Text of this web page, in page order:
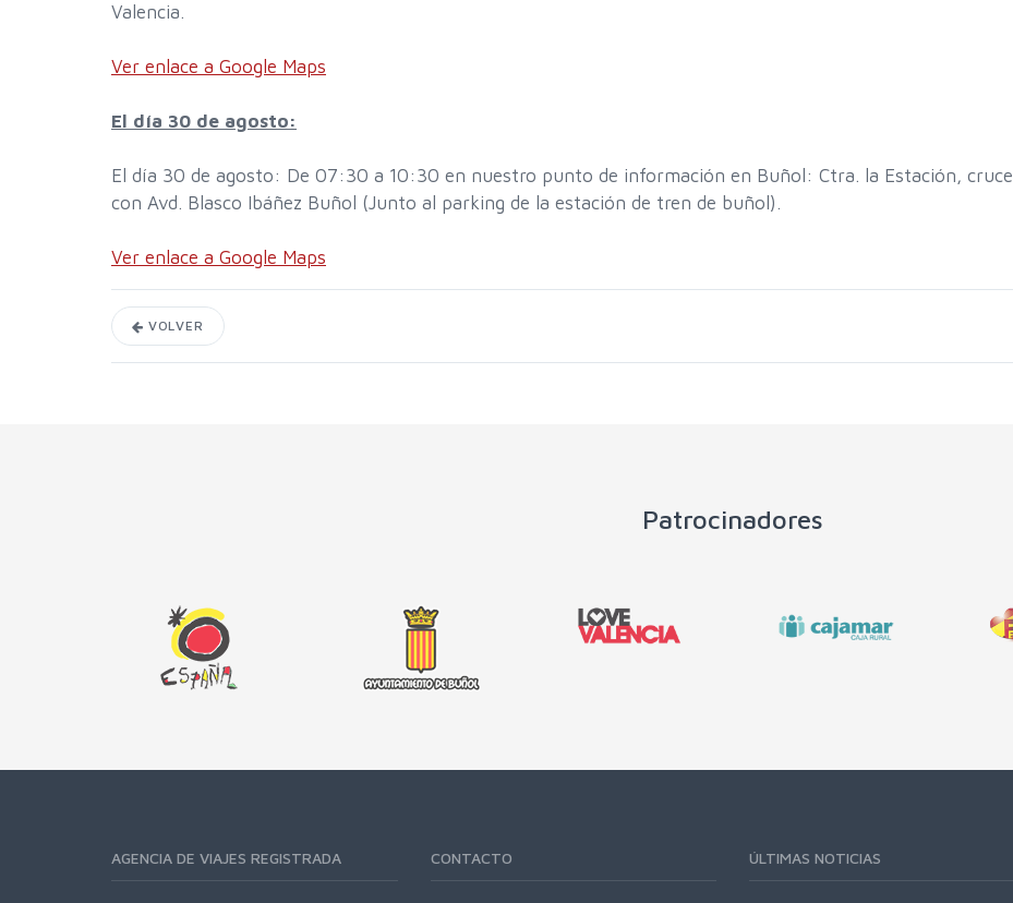
Valencia.
Ver enlace a Google Maps
El día 30 de agosto:
El día 30 de agosto: De 07:30 a 10:30 en nuestro punto de información en Buñol: Ctra. la Estación, cruce
con Avd. Blasco Ibáñez Buñol (Junto al parking de la estación de tren de buñol).
Ver enlace a Google Maps
VOLVER
Patrocinadores
AGENCIA DE VIAJES REGISTRADA CONTACTO ÚLTIMAS NOTICIAS